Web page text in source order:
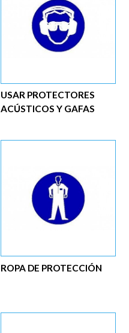
USAR PROTECTORES
ACÚSTICOS Y GAFAS
ROPA DE PROTECCIÓN